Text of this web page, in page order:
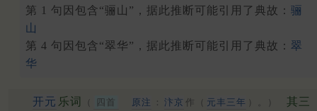
第 1 句因包含“骊山”，据此推断可能引用了典故： 骊
山
第 4 句因包含“翠华”，据此推断可能引用了典故： 翠
华
开元 乐词 （ 四首 原注 ： 汴京 作（ 元丰三年 ）。）
其三